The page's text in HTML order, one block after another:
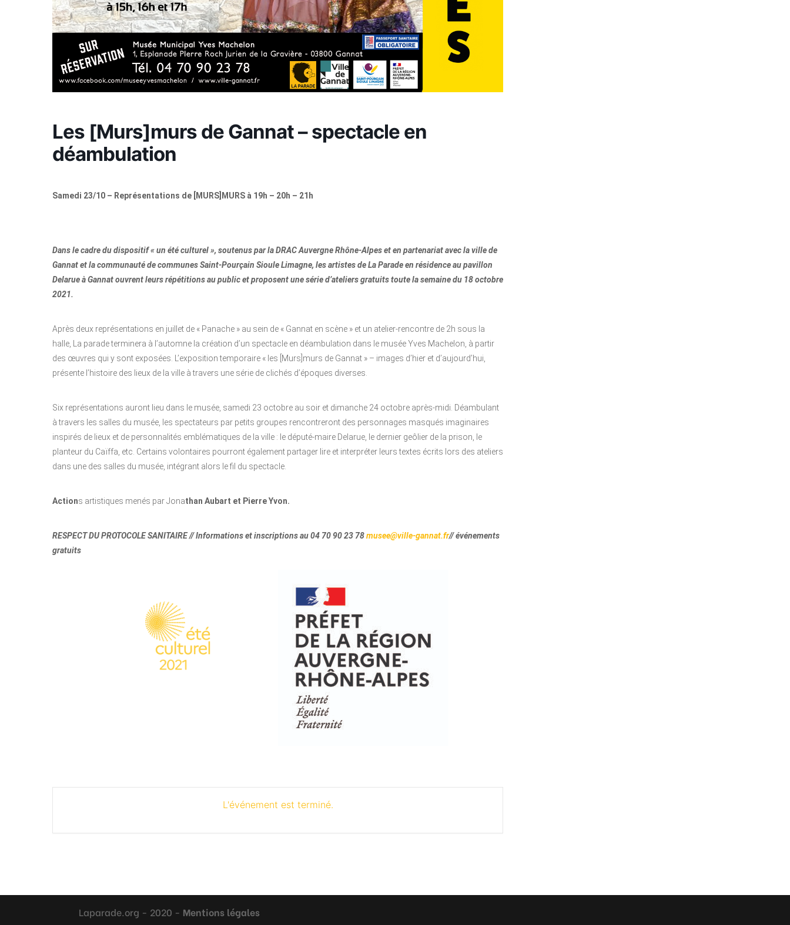
Les [Murs]murs de Gannat – spectacle en
déambulation
Samedi 23/10 – Représentations de [MURS]MURS à 19h – 20h – 21h
Dans le cadre du dispositif « un été culturel », soutenus par la DRAC Auvergne Rhône-Alpes et en partenariat avec la ville de
Gannat et la communauté de communes Saint-Pourçain Sioule Limagne, les artistes de La Parade en résidence au pavillon
Delarue à Gannat ouvrent leurs répétitions au public et proposent une série d’ateliers gratuits toute la semaine du 18 octobre
2021.
Après deux représentations en juillet de « Panache » au sein de « Gannat en scène » et un atelier-rencontre de 2h sous la
halle, La parade terminera à l’automne la création d’un spectacle en déambulation dans le musée Yves Machelon, à partir
des œuvres qui y sont exposées. L’exposition temporaire « les [Murs]murs de Gannat » – images d’hier et d’aujourd’hui,
présente l’histoire des lieux de la ville à travers une série de clichés d’époques diverses.
Six représentations auront lieu dans le musée, samedi 23 octobre au soir et dimanche 24 octobre après-midi. Déambulant
à travers les salles du musée, les spectateurs par petits groupes rencontreront des personnages masqués imaginaires
inspirés de lieux et de personnalités emblématiques de la ville : le député-maire Delarue, le dernier geôlier de la prison, le
planteur du Caïffa, etc. Certains volontaires pourront également partager lire et interpréter leurs textes écrits lors des ateliers
dans une des salles du musée, intégrant alors le fil du spectacle.
Actions artistiques menés par Jonathan Aubart et Pierre Yvon.
RESPECT DU PROTOCOLE SANITAIRE // Informations et inscriptions au 04 70 90 23 78musee@ville-gannat.fr// événements
gratuits
L'événement est terminé.
Laparade.org - 2020 - Mentions légales